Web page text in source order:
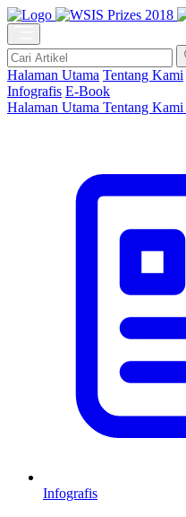
Halaman Utama Tentang Kami
Infografis E-Book
Halaman Utama Tentang Kami
Infografis